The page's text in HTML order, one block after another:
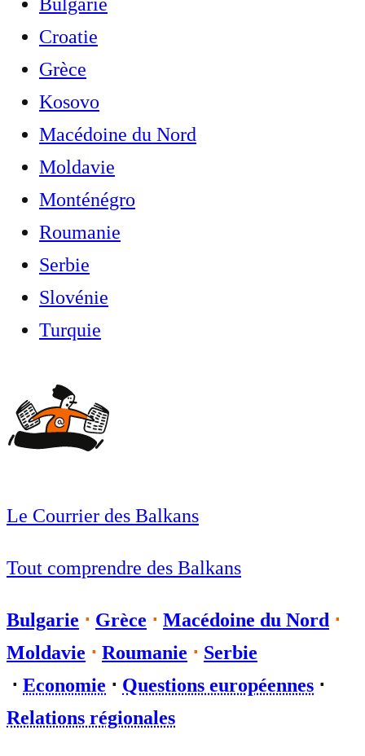
Croatie
Grèce
Kosovo
Macédoine du Nord
Moldavie
Monténégro
Roumanie
Serbie
Slovénie
Turquie
Le Courrier des Balkans
Tout comprendre des Balkans
Bulgarie ⋅ Grèce ⋅ Macédoine du Nord ⋅
Moldavie ⋅ Roumanie ⋅ Serbie
⋅ Economie ⋅ Questions européennes ⋅
Relations régionales